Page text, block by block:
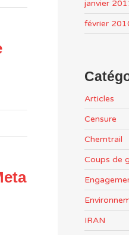
janvier
février
Articles
Censure
Chemtrail
Coups de
IRAN